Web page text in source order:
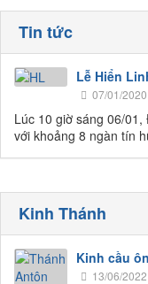
Tin tức
Lễ Hiển
07/01/
Lúc 10 giờ sáng 06/
với khoảng 8 ngàn tín
Kinh Thánh
Kinh cầu
13/06/